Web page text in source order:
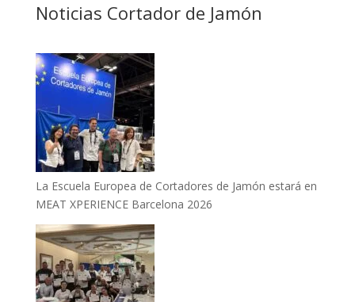
Noticias Cortador de Jamón
La Escuela Europea de Cortadores de Jamón estará en
MEAT XPERIENCE Barcelona 2026